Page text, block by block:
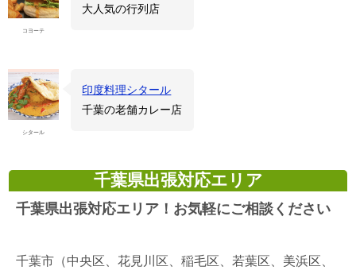
コヨーテ
大人気の行列店
シタール
印度料理シタール
千葉の老舗カレー店
千葉県出張対応エリア
千葉県出張対応エリア！お気軽にご相談ください
千葉市（中央区、花見川区、稲毛区、若葉区、美浜区、